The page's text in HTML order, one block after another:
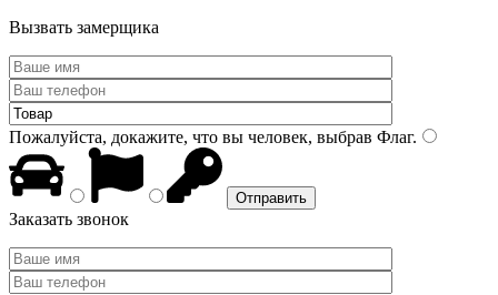
Вызвать замерщика
Пожалуйста, докажите, что вы человек, выбрав Флаг.
Заказать звонок